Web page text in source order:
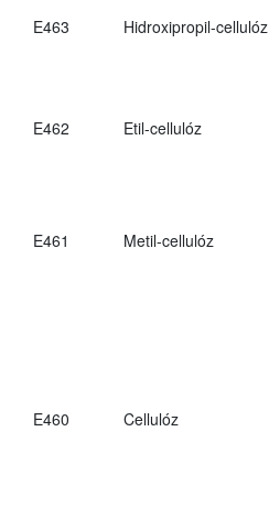
E463 Hidroxipropil-cellulóz
E462 Etil-cellulóz
E461 Metil-cellulóz
E460 Cellulóz